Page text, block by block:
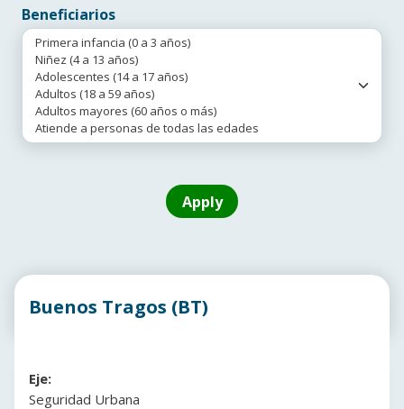
Beneficiarios
Buenos Tragos (BT)
Eje:
Seguridad Urbana